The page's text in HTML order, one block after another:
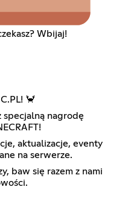
Wbijaj!
🦀
specjalną nagrodę
aktualizacje, eventy
na serwerze.
baw się razem z nami